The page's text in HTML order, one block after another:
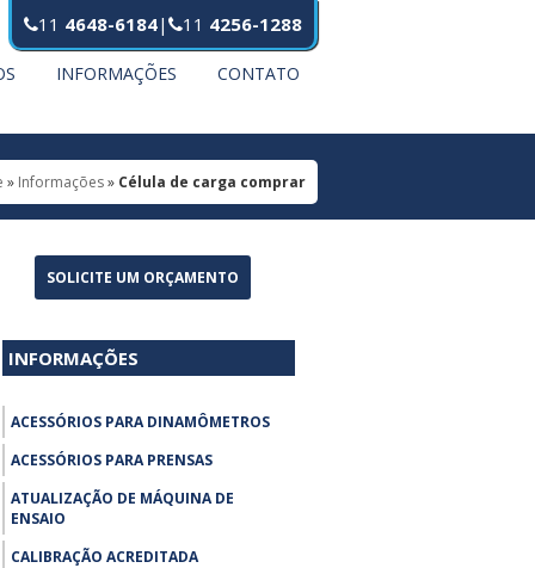
| 11 4256-1288
11 4648-6184
INFORMAÇÕES CONTATO
» Informações» Célula de carga comprar
SOLICITE UM ORÇAMENTO
INFORMAÇÕES
ACESSÓRIOS PARA DINAMÔMETROS
ACESSÓRIOS PARA PRENSAS
ATUALIZAÇÃO DE MÁQUINA DE
ENSAIO
CALIBRAÇÃO ACREDITADA